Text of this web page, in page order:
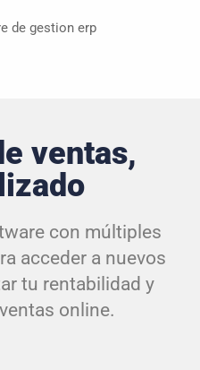
ventas,
con múltiples
acceder a nuevos
tu rentabilidad y
online.